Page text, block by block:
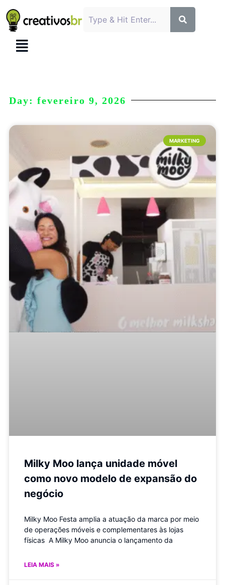
Day: fevereiro 9, 2026
MARKETING
Milky Moo lança unidade móvel
como novo modelo de expansão do
negócio
Milky Moo Festa amplia a atuação da marca por meio
de operações móveis e complementares às lojas
físicas A Milky Moo anuncia o lançamento da
LEIA MAIS »